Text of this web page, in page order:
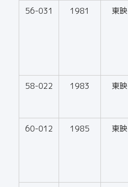
56-031 1981 東映
58-022 1983 東映
60-012 1985 東映